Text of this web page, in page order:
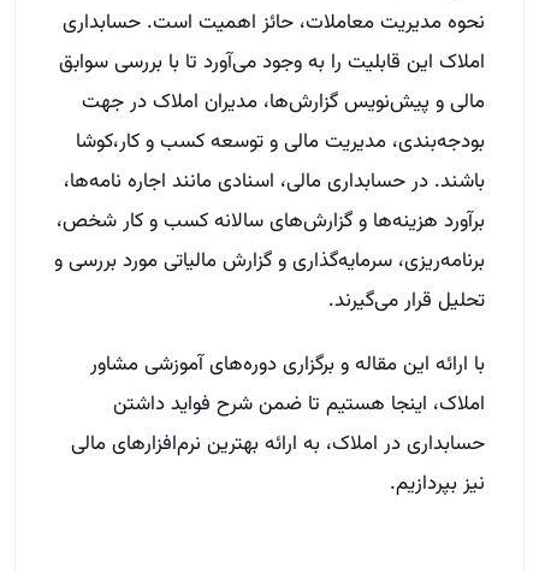
نحوه مدیریت معاملات، حائز اهمیت است. حسابداری
املاک این قابلیت را به‌ وجود می‌آورد تا با بررسی سوابق
مالی و پیش‌نویس گزارش‌ها، مدیران املاک در جهت
بودجه‌بندی، مدیریت مالی و توسعه کسب و کار،کوشا
باشند. در حسابداری مالی، اسنادی مانند اجاره نامه‌ها،
برآورد هزینه‌ها و گزارش‌های سالانه کسب و کار شخص،
برنامه‌ریزی، سرمایه‌گذاری و گزارش مالیاتی مورد بررسی و
تحلیل قرار می‌گیرند.
با ارائه این مقاله و برگزاری دوره‌های آموزشی مشاور
املاک، اینجا هستیم تا ضمن شرح فواید داشتن
حسابداری در املاک، به ارائه بهترین نرم‌افزار‌های مالی
نیز بپردازیم.